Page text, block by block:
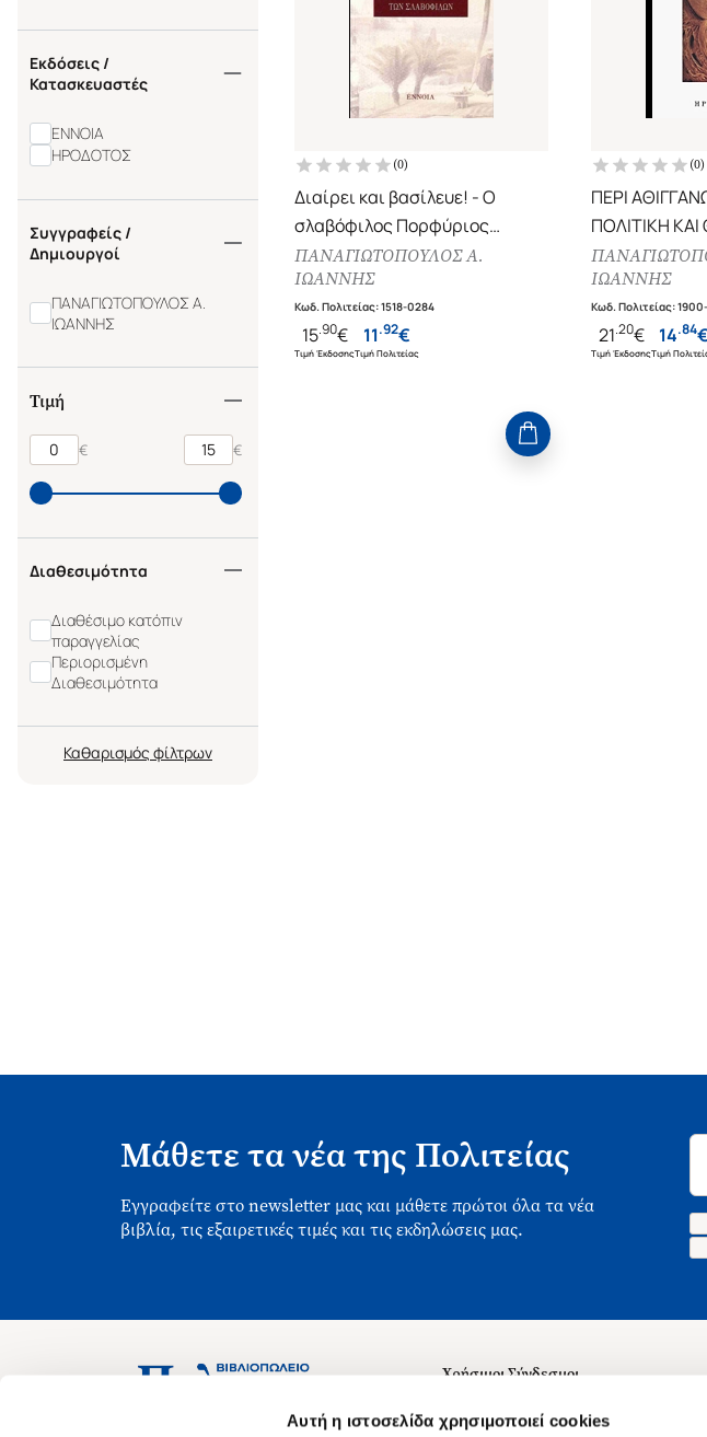
Αυτή η ιστοσελίδα χρησιμοποιεί cookies
Εκδόσεις /
Κατασκευαστές
ΕΝΝΟΙΑ
ΗΡΟΔΟΤΟΣ
Συγγραφείς /
Δημιουργοί
ΠΑΝΑΓΙΩΤΟΠΟΥΛΟΣ Α.
ΙΩΑΝΝΗΣ
Τιμή
€ €
Διαθεσιμότητα
Διαθέσιμο κατόπιν
παραγγελίας
Περιορισμένη
Διαθεσιμότητα
Καθαρισμός
(0)
Διαίρει και βασίλευε! - Ο
σλαβόφιλος Πορφύριος
Ουσπένσκυ και το κίνημα των
Σλαβόφιλων
ΠΑΝΑΓΙΩΤΟΠΟΥΛΟΣ Α.
ΙΩΑΝΝΗΣ
Κωδ. Πολιτείας:1518-0284
15.90€
Τιμή Έκδοσης
11.92€
Τιμή Πολιτείας
(0)
ΠΕΡΙ
ΠΟΛΙΤΙΚΗ
ΒΥΖΑΝΤΙΝΗ
ΙΩΑΝΝΗΣ
Κωδ. Πολιτείας:
21.20€
Τιμή Έκδοσης
14.84€
Τιμή
Μάθετε τα νέα της Πολιτείας
Εγγραφείτε στο newsletter μας και μάθετε πρώτοι όλα τα νέα
βιβλία, τις εξαιρετικές τιμές και τις εκδηλώσεις μας.
Ασκληπιού 1-3, Αθήνα 106 79
Χρήσιμοι Σύνδεσμοι
Σχετικά με εμάς